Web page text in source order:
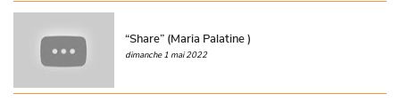
“Share” (Maria Palatine )
dimanche 1 mai 2022